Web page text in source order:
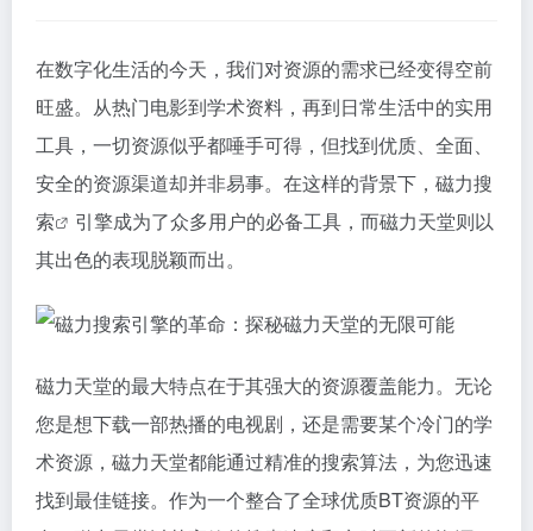
在数字化生活的今天，我们对资源的需求已经变得空前
旺盛。从热门电影到学术资料，再到日常生活中的实用
工具，一切资源似乎都唾手可得，但找到优质、全面、
安全的资源渠道却并非易事。在这样的背景下， 磁力搜
索
引擎成为了众多用户的必备工具，而磁力天堂则以
其出色的表现脱颖而出。
磁力天堂的最大特点在于其强大的资源覆盖能力。无论
您是想下载一部热播的电视剧，还是需要某个冷门的学
术资源，磁力天堂都能通过精准的搜索算法，为您迅速
找到最佳链接。作为一个整合了全球优质BT资源的平